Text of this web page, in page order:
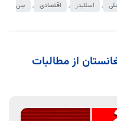
, اسلایدر , اقتصادی ,
بین
از مطالبات